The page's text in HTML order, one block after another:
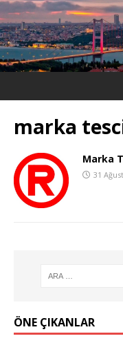
marka
Marka
31
ÖNE ÇIKANLAR